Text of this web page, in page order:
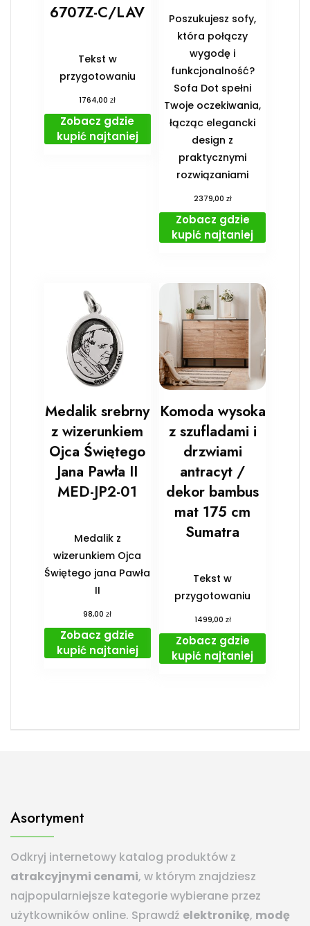
6707Z-C/LAV
Tekst w
przygotowaniu
1764,00zł
Zobacz gdzie
kupić najtaniej
Poszukujesz sofy,
która połączy
wygodę i
funkcjonalność?
Sofa Dot spełni
Twoje oczekiwania,
łącząc elegancki
design z
praktycznymi
rozwiązaniami
2379,00 zł
Zobacz gdzie
kupić najtaniej
Medalik srebrny
z wizerunkiem
Ojca Świętego
Jana Pawła II
MED-JP2-01
Medalik z
wizerunkiem Ojca
Świętego jana Pawła
II
98,00zł
Zobacz gdzie
kupić najtaniej
Komoda wysoka
z szufladami i
drzwiami
antracyt /
dekor bambus
mat 175 cm
Sumatra
Tekst w
przygotowaniu
1499,00 zł
Zobacz gdzie
kupić najtaniej
Asortyment
Odkryj internetowy katalog produktów z
atrakcyjnymi cenami, w którym znajdziesz
najpopularniejsze kategorie wybierane przez
użytkowników online. Sprawdź elektronikę, modę